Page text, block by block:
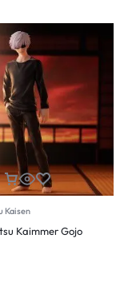
Kaisen
Kaimmer Gojo